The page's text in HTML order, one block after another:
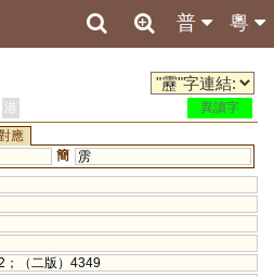
粵
普
港
異讀字
應
簡
雳
；（二版）4349